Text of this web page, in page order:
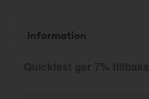
Information
Quicktest ger 7% tillbaka